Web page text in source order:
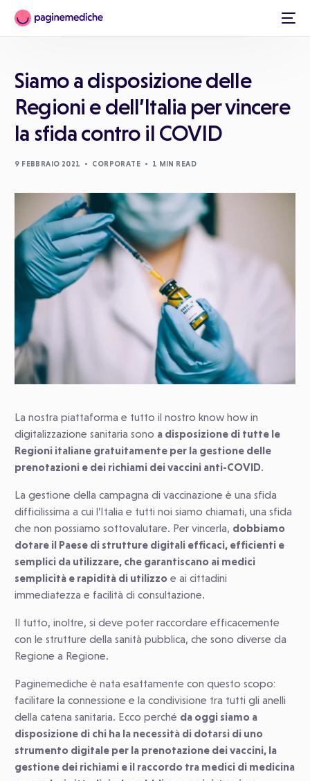
Siamo a disposizione delle
Regioni e dell’Italia per vincere
la sfida contro il COVID
9 FEBBRAIO 2021 CORPORATE 1 MIN READ
La nostra piattaforma e tutto il nostro know how in
digitalizzazione sanitaria sono a disposizione di tutte le
Regioni italiane gratuitamente per la gestione delle
prenotazioni e dei richiami dei vaccini anti-COVID.
La gestione della campagna di vaccinazione è una sfida
difficilissima a cui l’Italia e tutti noi siamo chiamati, una sfida
che non possiamo sottovalutare. Per vincerla, dobbiamo
dotare il Paese di strutture digitali efficaci, efficienti e
semplici da utilizzare, che garantiscano ai medici
semplicità e rapidità di utilizzo e ai cittadini
immediatezza e facilità di consultazione.
Il tutto, inoltre, si deve poter raccordare efficacemente
con le strutture della sanità pubblica, che sono diverse da
Regione a Regione.
Paginemediche è nata esattamente con questo scopo:
facilitare la connessione e la condivisione tra tutti gli anelli
della catena sanitaria. Ecco perché da oggi siamo a
disposizione di chi ha la necessità di dotarsi di uno
strumento digitale per la prenotazione dei vaccini, la
gestione dei richiami e il raccordo tra medici di medicina
Italiano